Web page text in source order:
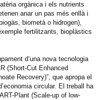
orgànica i els nutrients
anar un pas més enllà i
biometà o hidrogen),
fertilitzants, bioplàstics
d’una nova tecnologia
(Short-Cut Enhanced
Recovery)”, que apropa el
circular. El treball ha
Plant (Scale-up of low-